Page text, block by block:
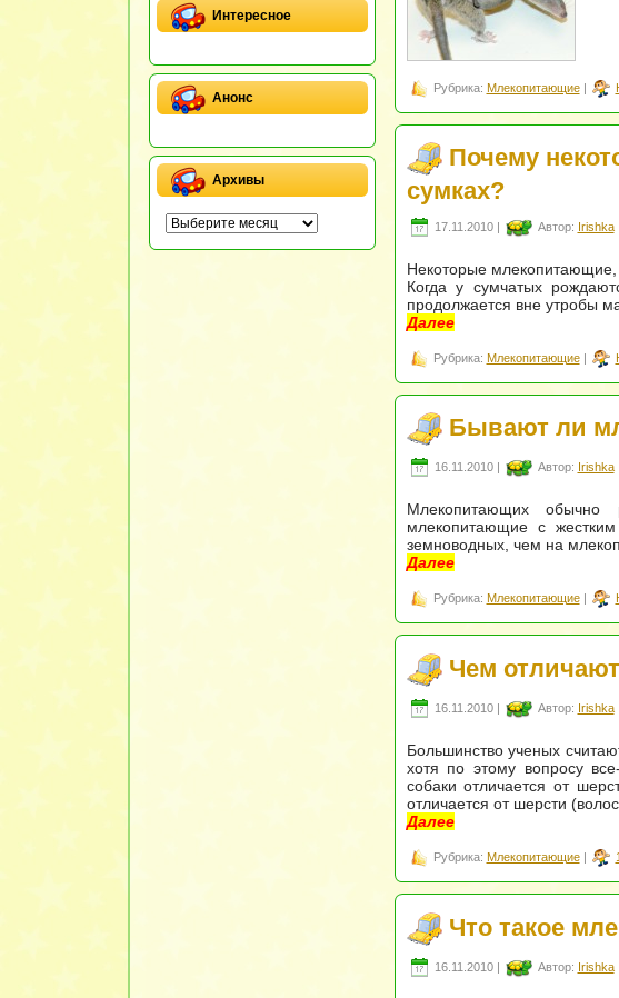
Интересное
Анонс
Архивы
Рубрика: Млекопитающие|
Почему
сумках?
17.11.2010 | Автор: Irishka
Некоторые
Когда у сумчатых
продолжается вне утробы
Далее
Рубрика: Млекопитающие|
Бывают ли
16.11.2010 | Автор: Irishka
Млекопитающих обычно
млекопитающие с
земноводных, чем на
Далее
Рубрика: Млекопитающие|
Чем
16.11.2010 | Автор: Irishka
Большинство ученых
хотя по этому вопросу
собаки отличается от
отличается от шерсти
Далее
Рубрика: Млекопитающие|
Что такое
16.11.2010 | Автор: Irishka